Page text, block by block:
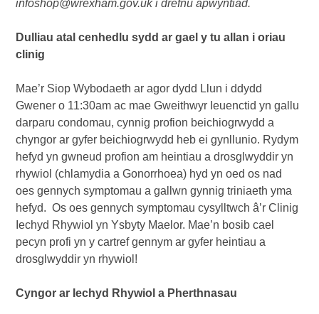
infoshop@wrexham.gov.uk i drefnu apwyntiad.
Dulliau atal cenhedlu sydd ar gael y tu allan i oriau
clinig
Mae’r Siop Wybodaeth ar agor dydd Llun i ddydd
Gwener o 11:30am ac mae Gweithwyr Ieuenctid yn gallu
darparu condomau, cynnig profion beichiogrwydd a
chyngor ar gyfer beichiogrwydd heb ei gynllunio. Rydym
hefyd yn gwneud profion am heintiau a drosglwyddir yn
rhywiol (chlamydia a Gonorrhoea) hyd yn oed os nad
oes gennych symptomau a gallwn gynnig triniaeth yma
hefyd. Os oes gennych symptomau cysylltwch â’r Clinig
Iechyd Rhywiol yn Ysbyty Maelor. Mae’n bosib cael
pecyn profi yn y cartref gennym ar gyfer heintiau a
drosglwyddir yn rhywiol!
Cyngor ar Iechyd Rhywiol a Pherthnasau